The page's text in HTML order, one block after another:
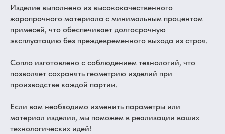
Изделие выполнено из высококачественного
жаропрочного материала с минимальным процентом
примесей, что обеспечивает долгосрочную
эксплуатацию без преждевременного выхода из строя.
Сопло изготовлено с соблюдением технологий, что
позволяет сохранять геометрию изделий при
производстве каждой партии.
Если вам необходимо изменить параметры или
материал изделия, мы поможем в реализации ваших
технологических идей!